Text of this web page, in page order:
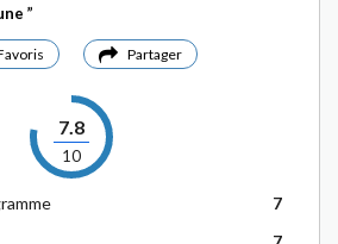
Partager
7.8
10
7